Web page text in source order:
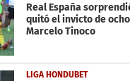
Real España
quitó el invicto de
Marcelo Tinoco
LIGA HONDUBET